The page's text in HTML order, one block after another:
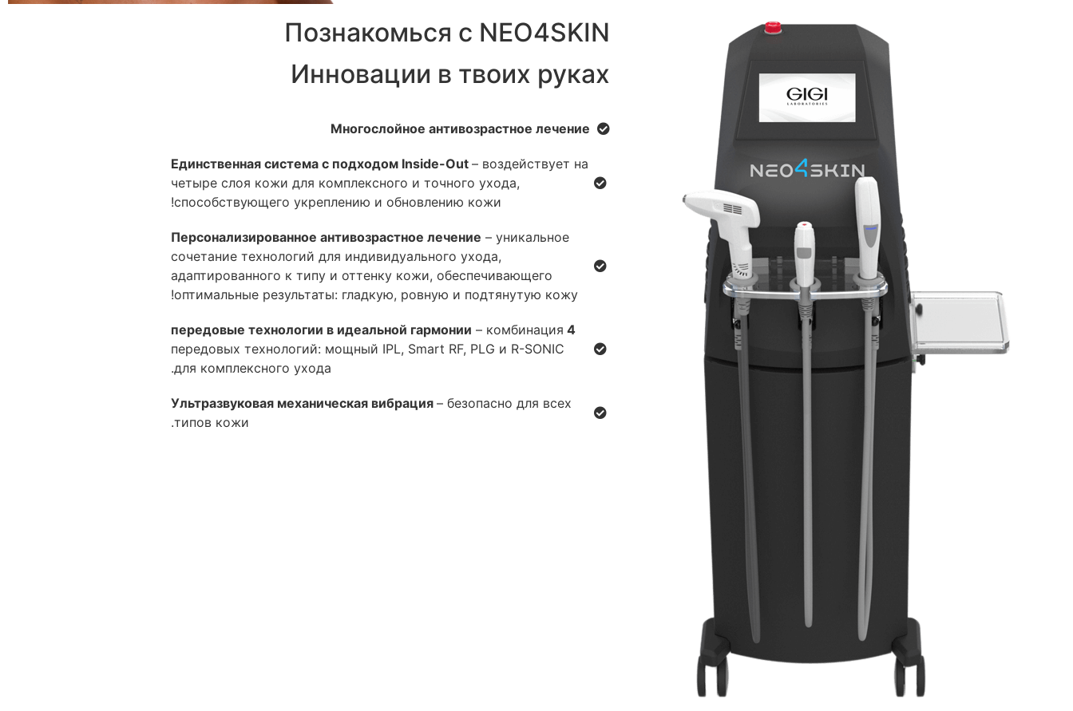
Познакомься с NEO4SKIN
Инновации в твоих руках
Многослойное антивозрастное лечение
Единственная система с подходом Inside-Out – воздействует на
четыре слоя кожи для комплексного и точного ухода,
способствующего укреплению и обновлению кожи!
Персонализированное антивозрастное лечение – уникальное
сочетание технологий для индивидуального ухода,
адаптированного к типу и оттенку кожи, обеспечивающего
оптимальные результаты: гладкую, ровную и подтянутую кожу!
4 передовые технологии в идеальной гармонии
– комбинация
передовых технологий: мощный IPL, Smart RF, PLG и R-SONIC
для комплексного ухода.
Ультразвуковая механическая вибрация – безопасно для всех
типов кожи.